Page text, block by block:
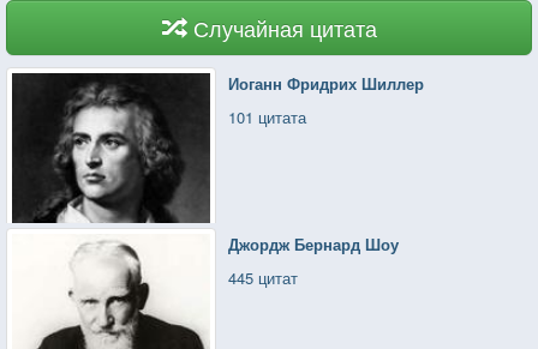
Случайная цитата
Иоганн Фридрих Шиллер
101 цитата
Джордж Бернард Шоу
445 цитат